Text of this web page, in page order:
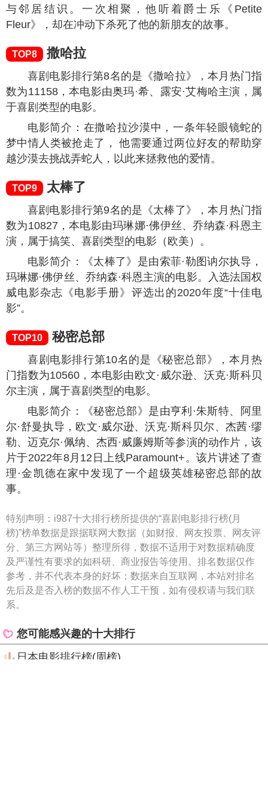
与邻居结识。一次相聚，他听着爵士乐《Petite
Fleur》，却在冲动下杀死了他的新朋友的故事。
TOP8 撒哈拉
喜剧电影排行第8名的是《撒哈拉》，本月热门指
数为
于喜剧类型的电影。
电影简介：在撒哈拉沙漠中，一条年轻眼镜蛇的
梦中情人类被抢走了， 他需要通过两位好友的帮助穿
越沙漠去挑战弄蛇人，以此来拯救他的爱情。
TOP9 太棒了
喜剧电影排行第9名的是《太棒了》，本月热门指
数为 10827，本电影由玛琳娜·佛伊丝、乔纳森·科恩主
演，属于搞笑、喜剧类型的电影（欧美）。
威电影杂志《电影手册》评选出的2020年度“十佳电
影”。
TOP10 秘密总部
喜剧电影排行第10名的是《秘密总部》，本月热
门指数为
电影简介：《秘密总部》是由亨利·朱斯特、阿里
尔·舒曼执导，欧文·威尔逊、沃克·斯科贝尔、杰茜·缪